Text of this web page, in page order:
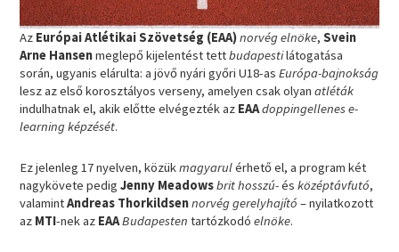
Az Európai Atlétikai Szövetség (EAA)norvég elnöke,Svein
Arne Hansenmeglepő kijelentést tettbudapestilátogatása
során, ugyanis elárulta: a jövő nyári győri U18-as Európa-bajnokság
lesz az első korosztályos verseny, amelyen csak olyanatléták
indulhatnak el, akik előtte elvégezték az EAAdoppingellenes e-
learning képzését.
Ez jelenleg 17 nyelven, közükmagyarulérhető el, a program két
nagykövete pedigJenny Meadowsbrit hosszú-ésközéptávfutó,
valamintAndreas Thorkildsennorvég gerelyhajító – nyilatkozott
az MTI-nek az EAABudapestentartózkodóelnöke.